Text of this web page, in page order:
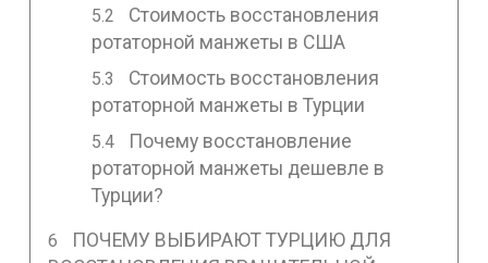
Стоимость восстановления
ротаторной манжеты в США
Стоимость восстановления
ротаторной манжеты в Турции
Почему восстановление
ротаторной манжеты дешевле в
Турции?
ПОЧЕМУ ВЫБИРАЮТ ТУРЦИЮ ДЛЯ